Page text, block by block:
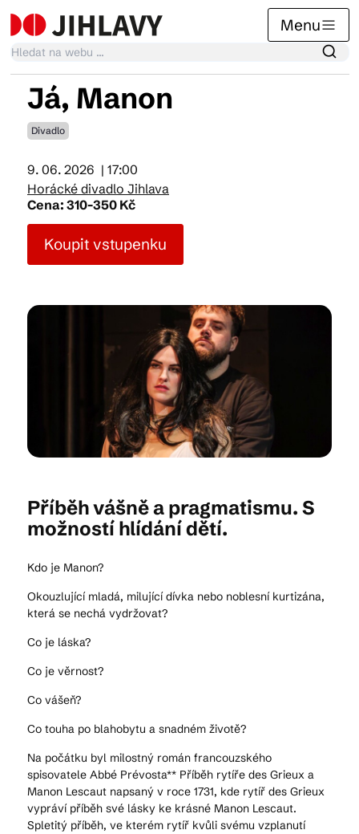
Menu
Kalendář akcí
Tradiční akce
Články
Já, Manon
Divadlo
9. 06. 2026 | 17:00
Horácké divadlo Jihlava
Cena: 310-350 Kč
Koupit vstupenku
Příběh vášně a pragmatismu. S
možností hlídání dětí.
Kdo je Manon?
Okouzlující mladá, milující dívka nebo noblesní kurtizána,
která se nechá vydržovat?
Co je láska?
Co je věrnost?
Co vášeň?
Co touha po blahobytu a snadném životě?
Na počátku byl milostný román francouzského
spisovatele Abbé Prévosta** Příběh rytíře des Grieux a
Manon Lescaut napsaný v roce 1731, kde rytíř des Grieux
vypráví příběh své lásky ke krásné Manon Lescaut.
Spletitý příběh, ve kterém rytíř kvůli svému vzplanutí